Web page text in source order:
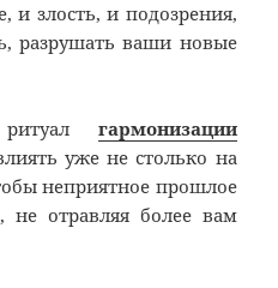
и злость, и подозрения,
разрушать ваши новые
ритуал гармонизации
уже не столько на
неприятное прошлое
не отравляя более вам